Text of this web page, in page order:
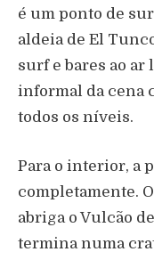
é um ponto de
aldeia de El
surf e bares ao
informal da cena
todos os níveis.
Para o interior, a
completamente.
abriga o Vulcão
termina numa